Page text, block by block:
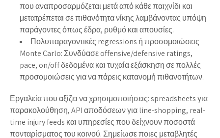
που αναπροσαρμόζεται μετά από κάθε παιχνίδι και
μετατρέπεται σε πιθανότητα νίκης λαμβάνοντας υπόψη
παράγοντες όπως έδρα, ρυθμό και απουσίες.
Πολυπαραγοντικές regressions ή προσομοιώσεις
Monte Carlo: Συνδύασε offensive/defensive ratings,
pace, on/off δεδομένα και τυχαία εξάσκηση σε πολλές
προσομοιώσεις για να πάρεις κατανομή πιθανοτήτων.
Εργαλεία που αξίζει να χρησιμοποιήσεις: spreadsheets για
παρακολούθηση, API αποδόσεων για line-shopping, real-
time injury feeds και υπηρεσίες που δείχνουν ποσοστά
πονταρίσματος του κοινού. Σημείωσε ποιες μεταβλητές